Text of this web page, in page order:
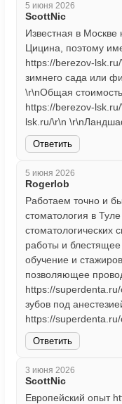
5 июня 2026
ScottNic
Известная в
Цицина, поэтому
https://berezov-lsk.ru/
зимнего сада или
\r\nОбщая
https://berezov-
lsk.ru/\r\n
Ответить
5 июня 2026
Rogerlob
Работаем точно и
стоматология в
стоматологических
работы и
обучение и
позволяющее
https://
зубов под
https://
Ответить
3 июня 2026
ScottNic
Европейский опыт